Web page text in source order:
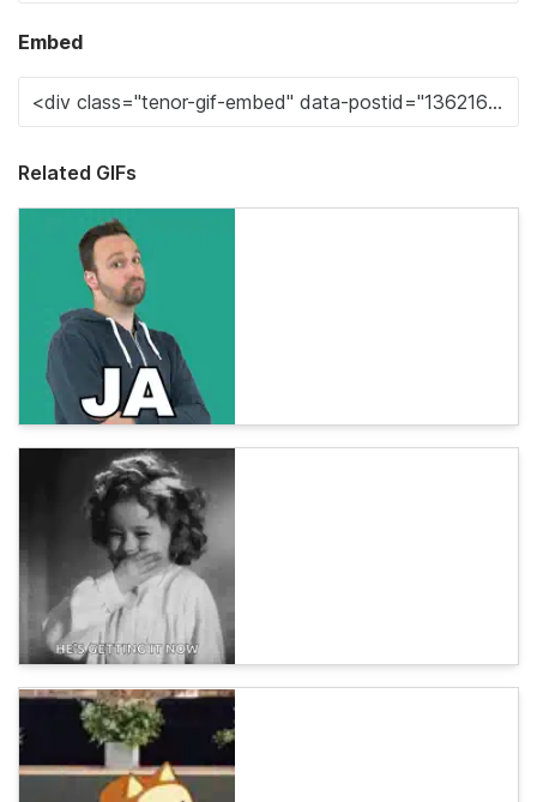
Embed
Related GIFs